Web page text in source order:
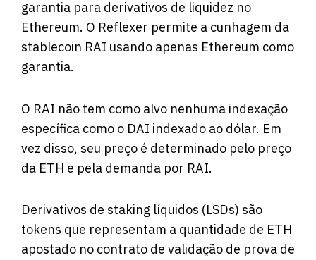
garantia para derivativos de liquidez no
Ethereum. O Reflexer permite a cunhagem da
stablecoin RAI usando apenas Ethereum como
garantia.
O RAI não tem como alvo nenhuma indexação
específica como o DAI indexado ao dólar. Em
vez disso, seu preço é determinado pelo preço
da ETH e pela demanda por RAI.
Derivativos de staking líquidos (LSDs) são
tokens que representam a quantidade de ETH
apostado no contrato de validação de prova de